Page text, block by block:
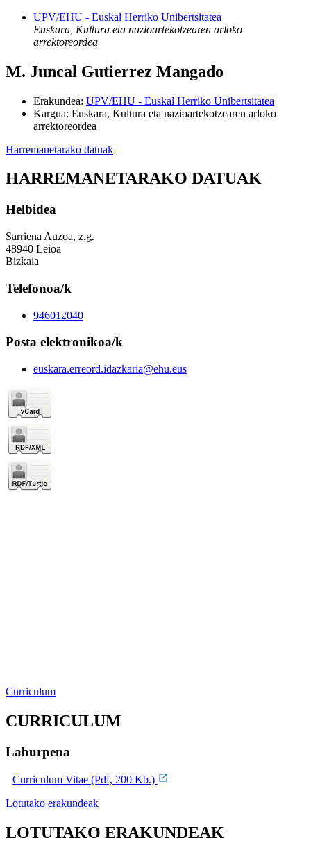
UPV/EHU - Euskal Herriko Unibertsitatea
Euskara, Kultura eta nazioartekotzearen arloko
arrektoreordea
M. Juncal Gutierrez Mangado
Erakundea: UPV/EHU - Euskal Herriko Unibertsitatea
Kargua: Euskara, Kultura eta nazioartekotzearen arloko
arrektoreordea
Harremanetarako datuak
HARREMANETARAKO DATUAK
Helbidea
Sarriena Auzoa, z.g.
48940 Leioa
Bizkaia
Telefonoa/k
946012040
Posta elektronikoa/k
euskara.erreord.idazkaria@ehu.eus
Curriculum
CURRICULUM
Laburpena
Curriculum Vitae (Pdf, 200 Kb.)
Lotutako erakundeak
LOTUTAKO ERAKUNDEAK